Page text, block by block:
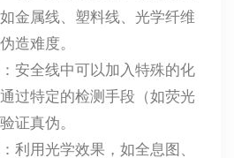
金属线、塑料线、光学纤维
造难度。
：安全线中可以加入特殊的化
过特定的检测手段（如荧光
证真伪。
：利用光学效果，如全息图、